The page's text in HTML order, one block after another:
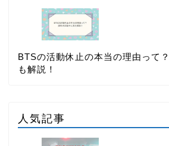
BTSの活動休止の本当の理由って
も解説！
人気記事